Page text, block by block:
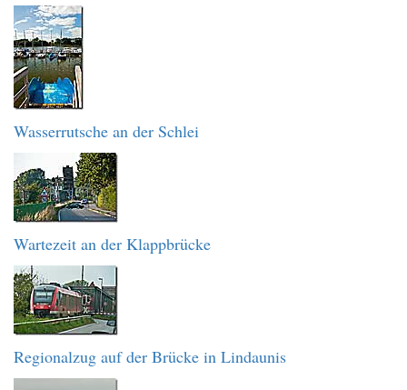
Wasserrutsche an der Schlei
Wartezeit an der Klappbrücke
Regionalzug auf der Brücke in Lindaunis